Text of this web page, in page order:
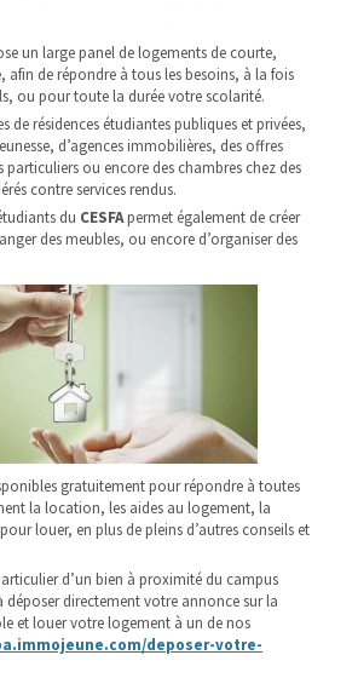
un large panel de logements de courte,
afin de répondre à tous les besoins, à la fois
ou pour toute la durée votre scolarité.
de résidences étudiantes publiques et privées,
d’agences immobilières, des offres
particuliers ou encore des chambres chez des
contre services rendus.
du CESFApermet également de créer
des meubles, ou encore d’organiser des
gratuitement pour répondre à toutes
la location, les aides au logement, la
louer, en plus de pleins d’autres conseils et
d’un bien à proximité du campus
déposer directement votre annonce sur la
et louer votre logement à un de nos
deposer-votre-